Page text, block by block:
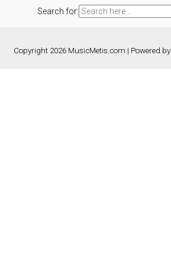
Search for:
Copyright 2026 MusicMetis.com | Powered by